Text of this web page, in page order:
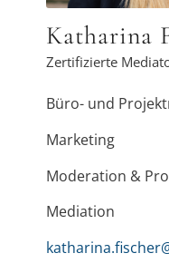
Katharina
Zertifizierte
Büro- und
Marketing
Moderation &
Mediation